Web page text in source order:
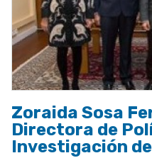
Zoraida Sosa
Directora de
Investigación de